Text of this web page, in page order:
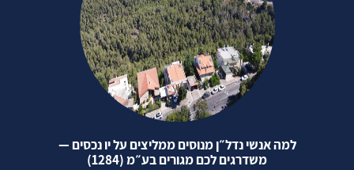
למה אנשי נדל״ן מנוסים ממליצים על יו נכסים —
משדרגים לכם מגורים בע״מ (1284)